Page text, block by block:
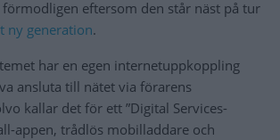
förmodligen eftersom den står näst på tur
ny generation.
har en egen internetuppkoppling
ansluta till nätet via förarens
kallar det för ett ”Digital Services-
appen, trådlös mobilladdare och